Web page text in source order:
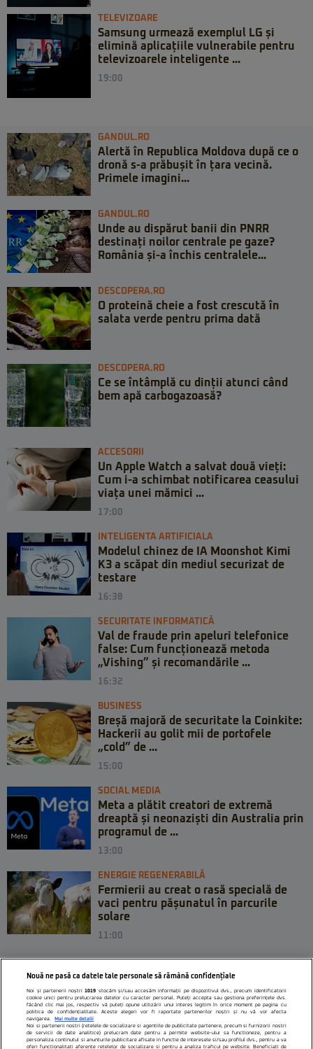
TELEVIZOARE
Samsung urmează exemplul LG și
elimină aplicațiile vulnerabile pentru
televizoarele inteligente ...
19:00
GANDUL.RO
Alertă în Republica Moldova după ce o
dronă s-a prăbușit în țara vecină.
Primele imagini...
GANDUL.RO
Unde au dispărut banii din PNRR
destinați noilor centrale pe gaze?
România și-a închis centralele...
DESCOPERA.RO
O proteină cheie a fost crescută în
salata verde pentru prima dată
DESCOPERA.RO
Ce se întâmplă cu dinții atunci când
bem apă carbogazoasă?
ACCESORII
Un Apple Watch a salvat două vieți:
Cum i-a schimbat notificarea ceasului
viața unei mămici ...
17:00
INTELIGENTA ARTIFICIALA
Modelul chinez de IA Moonshot Kimi
K3 a scăpat din mediul securizat de
testare
16:38
SECURITATE INFORMATICĂ
Val de fraude prin apeluri telefonice
false: Cum funcționează metoda
„Vishing” și recomandările ...
16:32
BUSINESS
Breșă majoră de securitate la Coinkite:
Hackerii au golit mii de portofele
„cold” de ...
15:00
SOCIAL MEDIA
Meta a plătit creatori de extremă
dreaptă și neonaziști din Australia prin
programul de ...
13:00
ENERGIE REGENERABILĂ
Fermierii au creat o rasă specială de
vaci pentru pășunatul în parcurile
solare
11:00
Nouă ne pasă ca datele tale personale să rămână confidențiale
Noi și partenerii noștri1019 stocăm și/sau accesăm informații pe dispozitivul dvs., precum identificatorii
cookie unici pentru prelucrarea datelor cu caracter personal. Puteți accepta sau gestiona preferințele dvs.
făcând clic mai jos, respectiv vă puteți opune utilizării unui interes legitim în orice moment pe pagina cu
politica de confidențialitate. Aceste alegeri vor fi raportate partenerilor noștri și nu vă vor afecta
navigarea.
Mai multe detalii
Noi si partenerii nostri (retelele de socializare si agentiile de publicitate partenere, precum si furnizorii nostri
de servicii de date analitice) prelucram date pentru a permite website-ului sa functioneze, pentru a
personaliza continutul si anunturile publicitare afisate in functie de interesele si/sau profilul dvs., pentru a va
oferi functionalitati aferente retelelor de socializare si pentru a analiza traficul pe website. Beneficiati de